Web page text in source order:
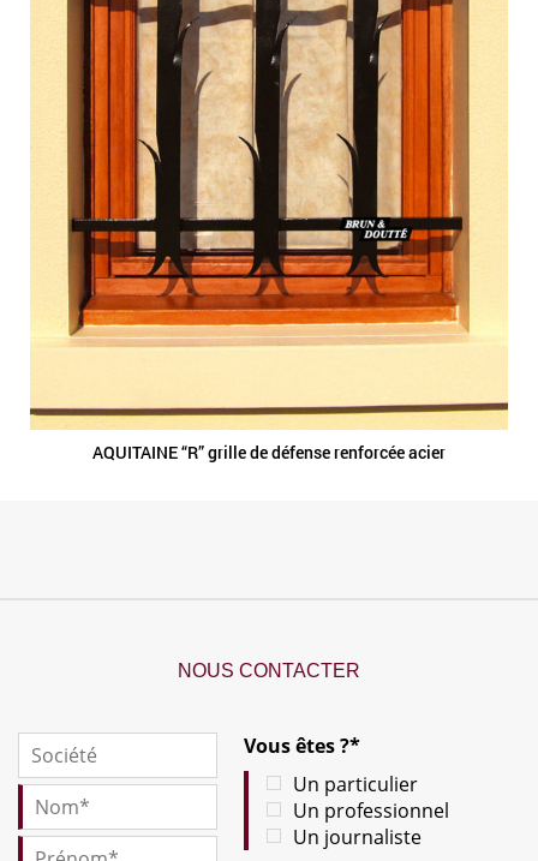
AQUITAINE “R” grille de défense renforcée acier
NOUS CONTACTER
Vous êtes ?*
Un particulier
Un professionnel
Un journaliste